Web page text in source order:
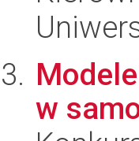
w